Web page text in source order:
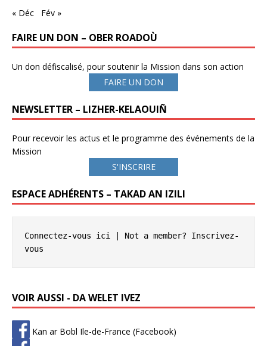
« Déc Fév »
FAIRE UN DON – OBER ROADOÙ
Un don défiscalisé, pour soutenir la Mission dans son action
FAIRE UN DON
NEWSLETTER – LIZHER-KELAOUIÑ
Pour recevoir les actus et le programme des événements de la
Mission
S'INSCRIRE
ESPACE ADHÉRENTS – TAKAD AN IZILI
Connectez-vous ici | Not a member? Inscrivez-
vous
VOIR AUSSI - DA WELET IVEZ
Kan ar Bobl Ile-de-France (Facebook)